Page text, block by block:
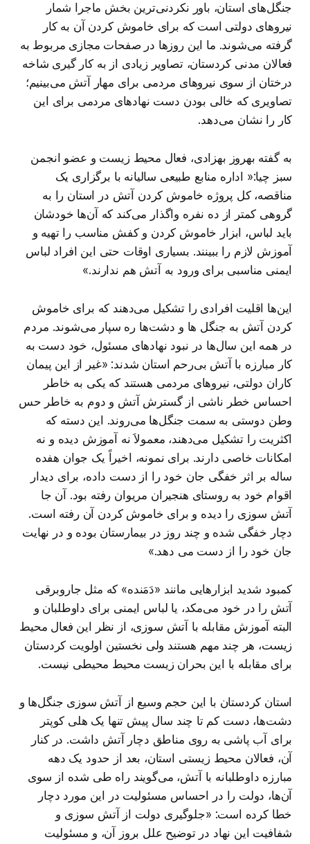
جنگل‌های استان، باور نکردنی‌ترین بخش ماجرا شمار
نیروهای دولتی است که برای خاموش کردن آن به کار
گرفته می‌شوند. ما این روزها در صفحات مجازی مربوط به
فعالان مدنی کردستان، تصاویر زیادی از به کار گیری شاخه
درختان از سوی نیروهای مردمی برای مهار آتش می‌بینیم؛
تصاویری که خالی بودن دست نهادهای مردمی برای این
کار را نشان می‌دهد.
به گفته بهروز بهزادی، فعال محیط زیست و عضو انجمن
سبز چیا:‌« اداره منابع طبیعی سالیانه با برگزاری یک
مناقصه، کل پروژه خاموش کردن آتش در استان را به
گروهی کمتر از ده نفره واگذار می‌کند که آن‌ها خودشان
باید لباس، ابزار خاموش کردن و کفش مناسب را تهیه و
آموزش لازم را ببینند. بسیاری اوقات حتی این افراد لباس
ایمنی مناسبی برای ورود به آتش هم ندارند.»
این‌ها اقلیت افرادی را تشکیل می‌دهند که برای خاموش
کردن آتش به جنگل ها و دشت‌ها ره سپار می‌شوند. مردم
در همه این سال‌ها در نبود نهادهای مسئول، خود دست به
کار مبارزه با آتش بی‌رحم استان شدند: «غیر از این پیمان
کاران دولتی، نیروهای مردمی هستند که یکی به خاطر
احساس خطر ناشی از گسترش آتش و دوم به خاطر حس
وطن دوستی به سمت جنگل‌ها می‌روند. این دسته که
اکثریت را تشکیل می‌دهند، معمولاَ نه آموزش دیده و نه
امکانات خاصی دارند. برای نمونه، اخیراً یک جوان هفده
ساله بر اثر خفگی جان خود را از دست داده، برای دیدار
اقوام خود به روستای هنجیران مریوان رفته بود. آن جا
آتش سوزی را دیده و برای خاموش کردن آن رفته است.
دچار خفگی شده و چند روز در بیمارستان بوده و در نهایت
جان خود را از دست می دهد.»
کمبود شدید ابزارهایی مانند «دَمَنده» که مثل جاروبرقی
آتش را در خود می‌مکد، یا لباس ایمنی برای داوطلبان و
البته آموزش مقابله با آتش سوزی، از نظر این فعال محیط
زیست، هر چند مهم هستند ولی نخستین اولویت کردستان
برای مقابله با این بحران زیست محیط محیطی نیست.
استان کردستان با این حجم وسیع از آتش سوزی جنگل‌ها و
دشت‌ها، دست کم تا چند سال پیش تنها یک هلی کوپتر
برای آب پاشی به روی مناطق دچار آتش داشت. در کنار
آن، فعالان محیط زیستی استان، بعد از حدود یک دهه
مبارزه داوطلبانه با آتش، می‌گویند راه طی شده از سوی
آن‌ها، دولت را در احساس مسئولیت در این مورد دچار
خطا کرده است:‌ «جلوگیری دولت از آتش سوزی و
شفافیت این نهاد در توضیح علل بروز آن، و مسئولیت